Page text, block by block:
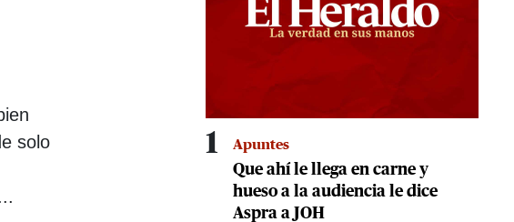
solo
1 Apuntes
Que ahí le llega en carne y
hueso a la audiencia le dice
Aspra a JOH